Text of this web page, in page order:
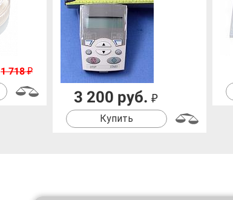
1 718₽
3 200 руб. ₽
Купить